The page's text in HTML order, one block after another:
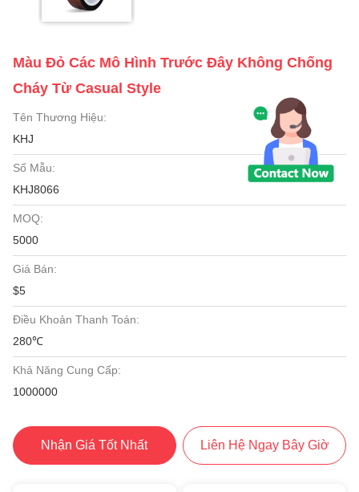
Màu Đỏ Các Mô Hình Trước Đây Không Chống
Cháy Từ Casual Style
Tên Thương Hiệu:
KHJ
Số Mẫu:
KHJ8066
MOQ:
5000
Giá Bán:
$5
Điều Khoản Thanh Toán:
280℃
Khả Năng Cung Cấp:
1000000
Nhận Giá Tốt Nhất Liên Hệ Ngay Bây Giờ